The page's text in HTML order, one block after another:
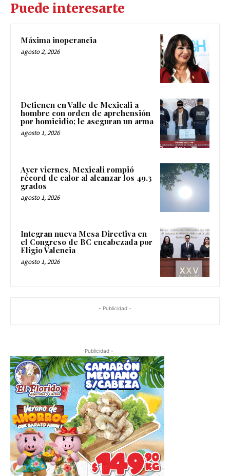
Puede interesarte
Máxima inoperancia
agosto 2, 2026
Detienen en Valle de Mexicali a
hombre con orden de aprehensión
por homicidio; le aseguran un arma
agosto 1, 2026
Ayer viernes, Mexicali rompió
récord de calor al alcanzar los 49.3
grados
agosto 1, 2026
Integran nueva Mesa Directiva en
el Congreso de BC encabezada por
Eligio Valencia
agosto 1, 2026
- Publicidad -
-Publicidad -